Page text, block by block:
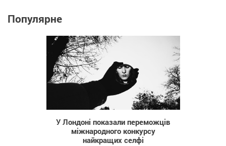
Популярне
1 044
У Лондоні показали переможців
міжнародного конкурсу
найкращих селфі